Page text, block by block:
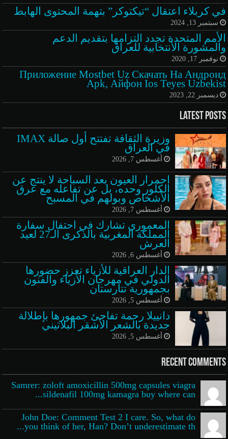
في كربلاء اعتقال “تيكتوكر” بتهمة المحتوى الهابط
سبتمبر 13, 2024
الأمم المتحدة تجدد التزامها بتقديم الدعم
والمشورة الأنتخابية للعراق
نوفمبر 17, 2020
Приложение Mostbet Uz Скачать На Андроид
Apk, Айфон Ios Teyes Uzbekist
ديسمبر 22, 2023
Latest Posts
وزيرة الثقافة تفتتح أول صالة IMAX
في العراق
أغسطس 7, 2026
احمرار العيون بعد السباحة لا ينتج عن
الكلور وحده، بل عن تفاعله مع عرق
الأشخاص وبولهم في المسبح
أغسطس 7, 2026
المعموري تشارك في احتفال سفارة
المملكة المغربية بالذكرى الـ27 لعيد
العرش
أغسطس 6, 2026
الدار العراقية للأزياء تعزز حضورها
الدولي في مهرجان الأزياء والفنون
بجمهورية تتارستان
أغسطس 5, 2026
دانييلا رحمة تفاجئ جمهورها بإطلالة
جديدة بالشعر الأشقر البلاتيني
أغسطس 5, 2026
Recent Comments
Samrer: zoloft amoxicillin 500mg capsules viagra
sildenafil 100mg kamagra buy where can...
John Doe: Comment Test 2 I care. So, what do
you think of her, Han? Don’t underestimate th...